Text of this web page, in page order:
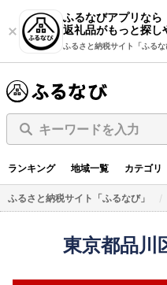
ふるなびアプリなら
返礼品がもっと探し
ふるさと納税サイト「ふるな
キーワードを入力
ランキング 地域一覧 カテゴリ
ふるさと納税サイト「ふるなび」
東京都品川